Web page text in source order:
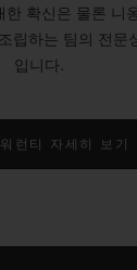
확신은 물론 니
립하는 팀의 전문
입니다.
런티 자세히 보기